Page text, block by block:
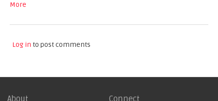
More
Log in to post comments
About Connect